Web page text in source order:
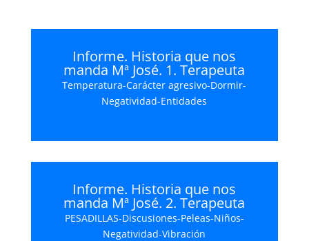
Informe. Historia que nos
manda Mª José. 1. Terapeuta
Temperatura-Carácter agresivo-Dormir-
Negatividad-Entidades
Informe. Historia que nos
manda Mª José. 2. Terapeuta
PESADILLAS-Discusiones-Peleas-Niños-
Negatividad-Vibración